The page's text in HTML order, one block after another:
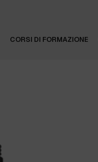
CORSI DI FORMAZIONE